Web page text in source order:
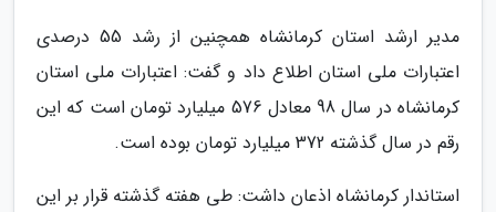
مدیر ارشد استان کرمانشاه همچنین از رشد 55 درصدی
اعتبارات ملی استان اطلاع داد و گفت: اعتبارات ملی استان
کرمانشاه در سال 98 معادل 576 میلیارد تومان است که این
رقم در سال گذشته 372 میلیارد تومان بوده است.
استاندار کرمانشاه اذعان داشت: طی هفته گذشته قرار بر این